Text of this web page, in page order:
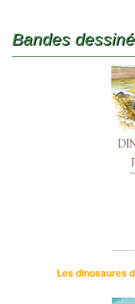
Bandes
Les dinosaures